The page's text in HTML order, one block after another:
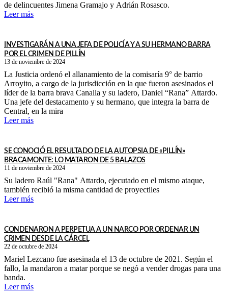
de delincuentes Jimena Gramajo y Adrián Rosasco.
Leer más
INVESTIGARÁN A UNA JEFA DE POLICÍA Y A SU HERMANO BARRA
POR EL CRIMEN DE PILLÍN
13 de noviembre de 2024
La Justicia ordenó el allanamiento de la comisaría 9° de barrio
Arroyito, a cargo de la jurisdicción en la que fueron asesinados el
líder de la barra brava Canalla y su ladero, Daniel “Rana” Attardo.
Una jefe del destacamento y su hermano, que integra la barra de
Central, en la mira
Leer más
SE CONOCIÓ EL RESULTADO DE LA AUTOPSIA DE «PILLÍN»
BRACAMONTE: LO MATARON DE 5 BALAZOS
11 de noviembre de 2024
Su ladero Raúl "Rana" Attardo, ejecutado en el mismo ataque,
también recibió la misma cantidad de proyectiles
Leer más
CONDENARON A PERPETUA A UN NARCO POR ORDENAR UN
CRIMEN DESDE LA CÁRCEL
22 de octubre de 2024
Mariel Lezcano fue asesinada el 13 de octubre de 2021. Según el
fallo, la mandaron a matar porque se negó a vender drogas para una
banda.
Leer más